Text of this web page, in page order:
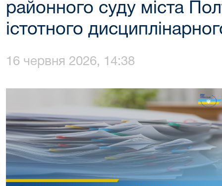
районного суду міста
істотного
16 червня 2026, 14:38